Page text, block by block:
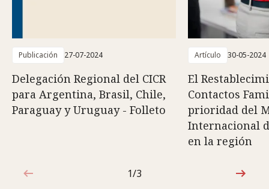
Publicación 27-07-2024
Delegación Regional del CICR
para Argentina, Brasil, Chile,
Paraguay y Uruguay - Folleto
Artículo 30-05-2024
El
Contactos
prioridad del
Internacional
en la región
1de3
1/3